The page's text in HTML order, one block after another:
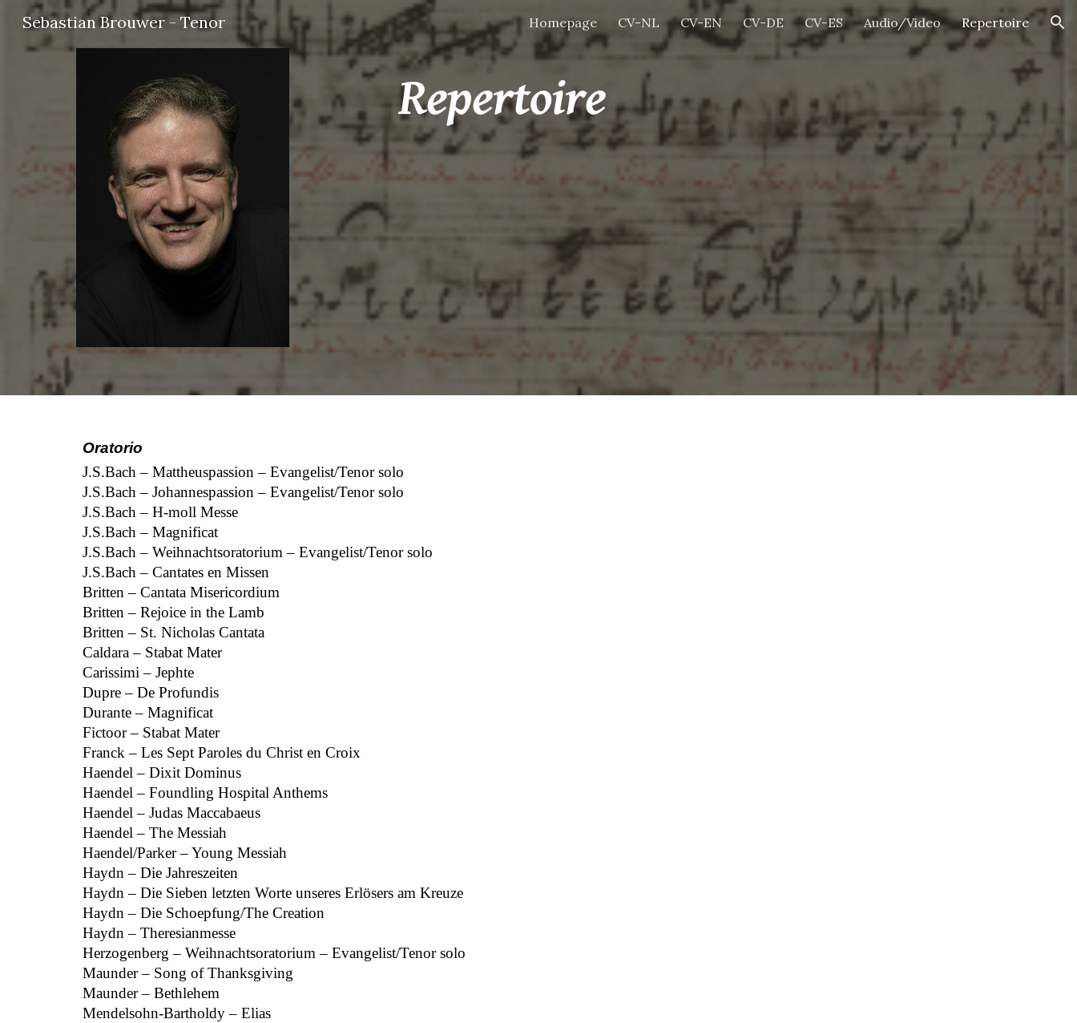
Skip to main content Skip to navigation
Sebastian Brouwer - Tenor Homepage CV-NL CV-EN CV-DE CV-ES Audio/Video Repertoire
Repertoire
Oratorio
J.S.Bach – Mattheuspassion – Evangelist/Tenor solo
J.S.Bach – Johannespassion – Evangelist/Tenor solo
J.S.Bach – H-moll Messe
J.S.Bach – Magnificat
J.S.Bach – Weihnachtsoratorium – Evangelist/Tenor solo
J.S.Bach – Cantates en Missen
Britten – Cantata Misericordium
Britten – Rejoice in the Lamb
Britten – St. Nicholas Cantata
Caldara – Stabat Mater
Carissimi – Jephte
Dupre – De Profundis
Durante – Magnificat
Fictoor – Stabat Mater
Franck – Les Sept Paroles du Christ en Croix
Haendel – Dixit Dominus
Haendel – Foundling Hospital Anthems
Haendel – Judas Maccabaeus
Haendel – The Messiah
Haendel/Parker – Young Messiah
Haydn – Die Jahreszeiten
Haydn – Die Sieben letzten Worte unseres Erlösers am Kreuze
Haydn – Die Schoepfung/The Creation
Haydn – Theresianmesse
Herzogenberg – Weihnachtsoratorium – Evangelist/Tenor solo
Maunder – Song of Thanksgiving
Maunder – Bethlehem
Mendelsohn-Bartholdy – Elias